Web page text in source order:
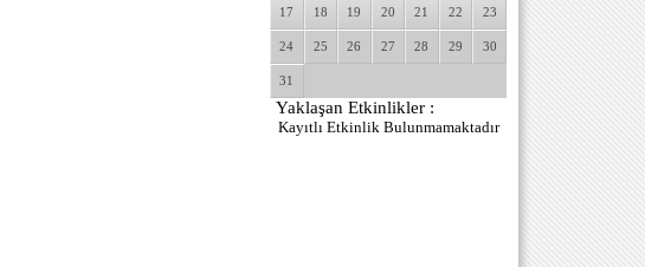
17 18 19 20 21 22 23
24 25 26 27 28 29 30
31
Yaklaşan Etkinlikler :
Kayıtlı Etkinlik Bulunmamaktadır